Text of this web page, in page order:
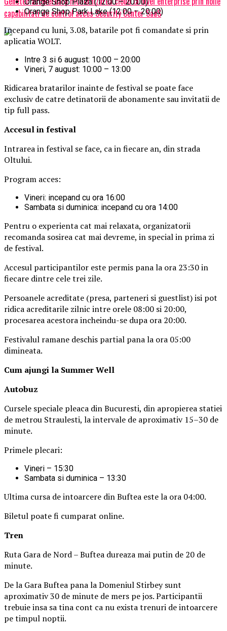
capabilitati de control acces Security Center SaaS
Orange Shop Park Lake (12:00 – 20:00)
Incepand cu luni, 3.08, batarile pot fi comandate si prin
aplicatia WOLT.
Intre 3 si 6 august: 10:00 – 20:00
Vineri, 7 august: 10:00 – 13:00
Ridicarea bratarilor inainte de festival se poate face
exclusiv de catre detinatorii de abonamente sau invitatii de
tip full pass.
Accesul in festival
Intrarea in festival se face, ca in fiecare an, din strada
Oltului.
Program acces:
Vineri: incepand cu ora 16:00
Sambata si duminica: incepand cu ora 14:00
Pentru o experienta cat mai relaxata, organizatorii
recomanda sosirea cat mai devreme, in special in prima zi
de festival.
Accesul participantilor este permis pana la ora 23:30 in
fiecare dintre cele trei zile.
Persoanele acreditate (presa, parteneri si guestlist) isi pot
ridica acreditarile zilnic intre orele 08:00 si 20:00,
procesarea acestora incheindu-se dupa ora 20:00.
Festivalul ramane deschis partial pana la ora 05:00
dimineata.
Cum ajungi la Summer Well
Autobuz
Cursele speciale pleaca din Bucuresti, din apropierea statiei
de metrou Straulesti, la intervale de aproximativ 15–30 de
minute.
Primele plecari:
Vineri – 15:30
Sambata si duminica – 13:30
Ultima cursa de intoarcere din Buftea este la ora 04:00.
Biletul poate fi cumparat online.
Tren
Ruta Gara de Nord – Buftea dureaza mai putin de 20 de
minute.
De la Gara Buftea pana la Domeniul Stirbey sunt
aproximativ 30 de minute de mers pe jos. Participantii
trebuie insa sa tina cont ca nu exista trenuri de intoarcere
pe timpul noptii.